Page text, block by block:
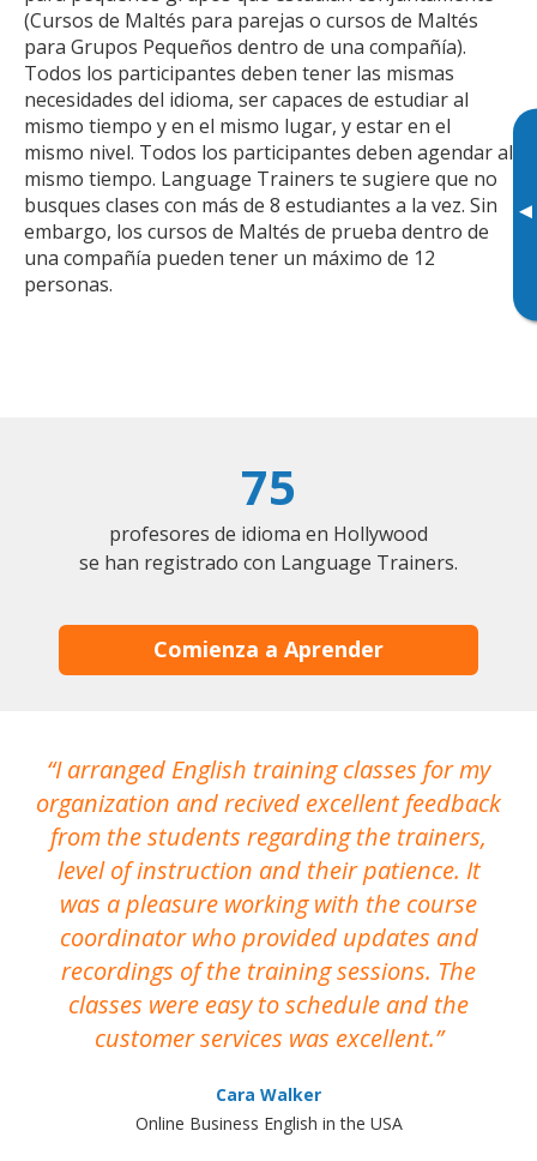
▸
(Cursos de Maltés para parejas o cursos de Maltés
para Grupos Pequeños dentro de una compañía).
Todos los participantes deben tener las mismas
necesidades del idioma, ser capaces de estudiar al
mismo tiempo y en el mismo lugar, y estar en el
mismo nivel. Todos los participantes deben agendar al
mismo tiempo. Language Trainers te sugiere que no
busques clases con más de 8 estudiantes a la vez. Sin
embargo, los cursos de Maltés de prueba dentro de
una compañía pueden tener un máximo de 12
personas.
75
profesores de idioma en Hollywood
se han registrado con Language Trainers.
Comienza a Aprender
I arranged English training classes for my
organization and recived excellent feedback
from the students regarding the trainers,
level of instruction and their patience. It
was a pleasure working with the course
coordinator who provided updates and
recordings of the training sessions. The
classes were easy to schedule and the
customer services was excellent.
Cara Walker
Online Business English in the USA